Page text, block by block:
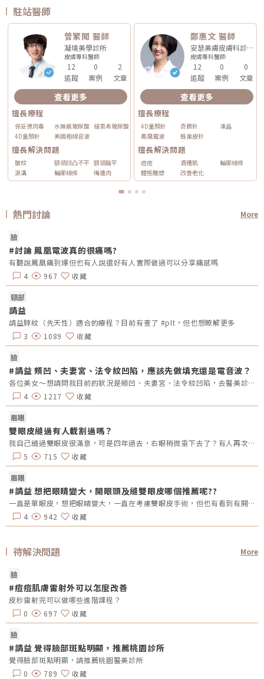
駐站醫師
曾繁聞 醫師
凝境美學診所
皮膚專科醫師
12
追蹤
0
案例
2
文章
查看更多
擅長療程
保妥適肉毒 水無痕玻尿酸 緹奧希玻尿酸
4D童顏針
美國極線音波
擅長解決問題
皺紋 額頭凹凸不平 額頭扁平
淚溝
輪廓線條 嘴邊肉
鄭惠文 醫師
安瑟美膚皮膚科診所
皮膚專科醫師
12
追蹤
0
案例
0
文章
查看更多
擅長療程
4D童顏針 奇蹟針
凍晶
鳳凰電波
蜂巢皮秒
擅長解決問題
痘痘 酒糟肌
輪廓線條
體態雕塑
改善老化
熱門討論 More
臉
#討論 鳳凰電波真的很痛嗎?
有聽說鳳凰痛到爆但也有人說還好有人實際做過可以分享痛感嗎
4
967 收藏
頸部
請益
請益脖紋（先天性）適合的療程？目前有查了 #plt，但也想瞭解更多
3
1089 收藏
臉
#請益 頰凹、夫妻宮、法令紋凹陷，應該先做填充還是電音波？
各位美女～想請問我目前的狀況是頰凹、夫妻宮、法令紋凹陷，去醫美診所諮詢，他是建議我電音波也要做，但療程下來要20萬左右，目前最困擾的是法令紋&gt;頰凹&gt;夫妻宮是先填充完再打電波嗎？還是先打電波再填充呢～～Â
4
1217 收藏
眉眼
雙眼皮縫過有人載割過嗎？
我自己縫過雙眼皮很滿意，可是四年過去，右眼稍微垂下去了？有人再次縫？或者換成割的？又或者聽說可以去掉一些眼皮脂肪的經驗嗎？
5
715 收藏
眉眼
#請益 想把眼睛變大，開眼頭及縫雙眼皮哪個推薦呢??
一直是單眼皮，想把眼睛變大，一直在考慮雙眼皮手術，但也有看到有開眼頭的手術，哪總推薦呢?還是兩個都做??需要注意甚麼嗎??
4
942 收藏
待解決問題 More
臉
#痘痘肌膚雷射外可以怎麼改善
皮秒雷射完可以做哪些進階課程？
0
697 收藏
臉
#請益 覺得臉部斑點明顯，推薦桃園診所
覺得臉部斑點明顯，請推薦桃園醫美診所
0
789 收藏